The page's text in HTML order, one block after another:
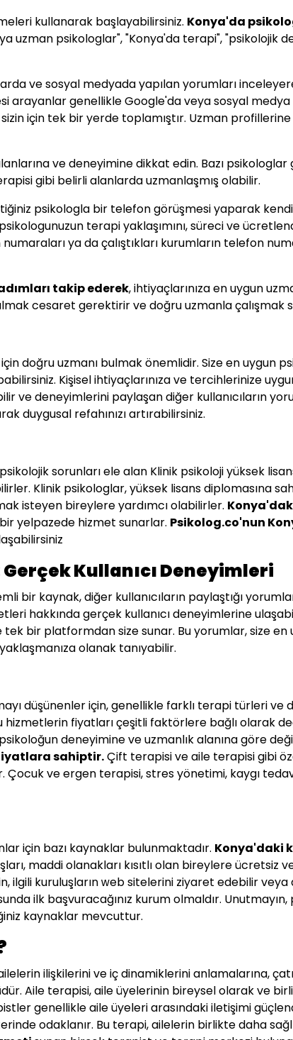
kullanarak başlayabilirsiniz. Konya'da
uzman psikologlar", "Konya'da terapi", "psikolojik
ve sosyal medyada yapılan yorumları
arayanlar genellikle Google'da veya sosyal
için tek bir yerde toplamıştır. Uzman
ve deneyimine dikkat edin. Bazı
gibi belirli alanlarda uzmanlaşmış olabilir.
psikologla bir telefon görüşmesi yaparak
terapi yaklaşımını, süreci ve
ya da çalıştıkları kurumların telefon
takip ederek, ihtiyaçlarınıza en uygun
cesaret gerektirir ve doğru uzmanla çalışmak
doğru uzmanı bulmak önemlidir. Size en uygun
Kişisel ihtiyaçlarınıza ve tercihlerinize
deneyimlerini paylaşan diğer kullanıcıların
duygusal refahınızı artırabilirsiniz.
sorunları ele alan Klinik psikoloji yüksek
Klinik psikologlar, yüksek lisans diplomasına
isteyen bireylere yardımcı olabilirler. Konya
bir yelpazede hizmet sunarlar. Psikolog.co'nun
Kullanıcı Deneyimleri
bir kaynak, diğer kullanıcıların paylaştığı
hakkında gerçek kullanıcı deneyimlerine
bir platformdan size sunar. Bu yorumlar, size en
olanak tanıyabilir.
düşünenler için, genellikle farklı terapi türleri ve
hizmetlerin fiyatları çeşitli faktörlere bağlı olarak
deneyimine ve uzmanlık alanına göre
fiyatlara sahiptir. Çift terapisi ve aile terapisi gibi
Çocuk ve ergen terapisi, stres yönetimi, kaygı
için bazı kaynaklar bulunmaktadır. Konya'daki
maddi olanakları kısıtlı olan bireylere ücretsiz
ilgili kuruluşların web sitelerini ziyaret edebilir
ilk başvuracağınız kurum olmaldır.
kaynaklar mevcuttur.
ilişkilerini ve iç dinamiklerini anlamalarına,
Aile terapisi, aile üyelerinin bireysel olarak ve
genellikle aile üyeleri arasındaki iletişimi
odaklanır. Bu terapi, ailelerin birlikte daha